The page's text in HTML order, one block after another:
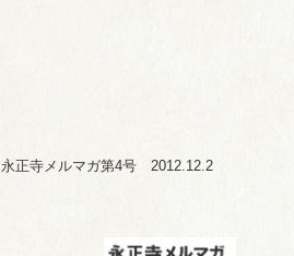
永正寺メルマガ第4号 2012.12.2